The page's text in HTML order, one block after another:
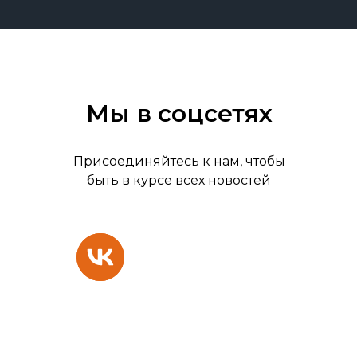
Присоединяйтесь к нам, чтобы
быть в курсе всех новостей
Мы в соцсетях